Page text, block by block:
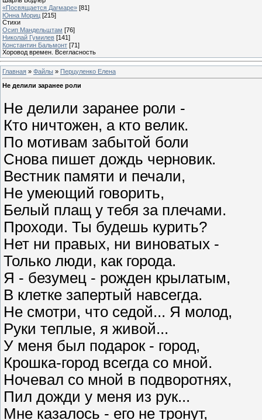
«Посвящается Дагмаре» [81]
Юнна Мориц [215]
Стихи
Осип Мандельштам [76]
Николай Гумилев [141]
Константин Бальмонт [71]
Хоровод времен. Всегласность
Главная » Файлы » Перцуленко Елена
Не делили заранее роли
Не делили заранее роли -
Кто ничтожен, а кто велик.
По мотивам забытой боли
Снова пишет дождь черновик.
Вестник памяти и печали,
Не умеющий говорить,
Белый плащ у тебя за плечами.
Проходи. Ты будешь курить?
Нет ни правых, ни виноватых -
Только люди, как города.
Я - безумец - рожден крылатым,
В клетке запертый навсегда.
Не смотри, что седой... Я молод,
Руки теплые, я живой...
У меня был подарок - город,
Крошка-город всегда со мной.
Ночевал со мной в подворотнях,
Пил дожди у меня из рук...
Мне казалось - его не тронут,